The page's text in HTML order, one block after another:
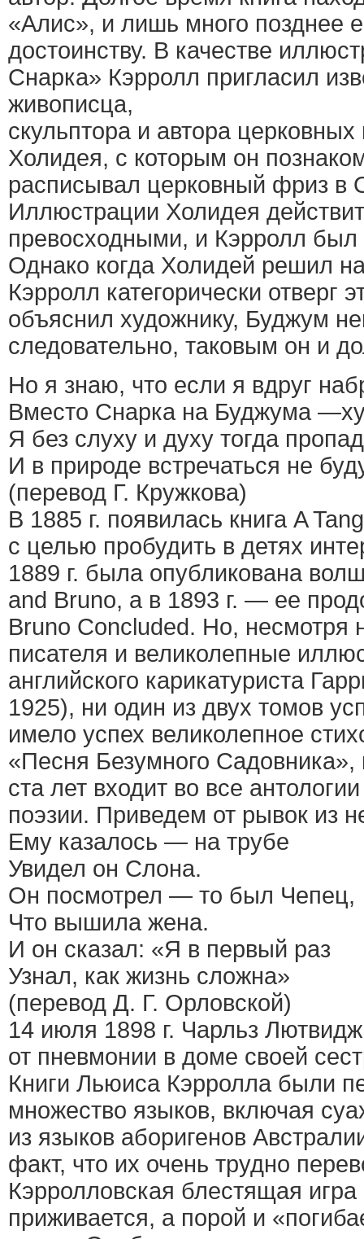
«Алис», и лишь много позднее
достоинству. В качестве
Снарка» Кэрролл пригласил
живописца,
скульптора и автора
Холидея, с которым он
расписывал церковный фриз в
Иллюстрации Холидея
превосходными, и Кэрролл
Однако когда Холидей решил
Кэрролл категорически отверг
объяснил художнику, Буджум
следовательно, таковым он и
Но я знаю, что если я вдруг
Вместо Снарка на Буджума
Я без слуху и духу тогда
И в природе встречаться не
(перевод Г. Кружкова)
В 1885 г. появилась книга A
с целью пробудить в детях
1889 г. была опубликована
and Bruno, а в 1893 г. — ее
Bruno Concluded. Но, несмотря
писателя и великолепные
английского карикатуриста
1925), ни один из двух томов
имело успех великолепное
«Песня Безумного Садовника»,
ста лет входит во все
поэзии. Приведем от рывок из
Ему казалось — на трубе
Увидел он Слона.
Он посмотрел — то был Чепец,
Что вышила жена.
И он сказал: «Я в первый раз
Узнал, как жизнь сложна»
(перевод Д. Г. Орловской)
14 июля 1898 г. Чарльз
от пневмонии в доме своей
Книги Льюиса Кэрролла были
множество языков, включая
из языков аборигенов
факт, что их очень трудно
Кэрролловская блестящая
приживается, а порой и